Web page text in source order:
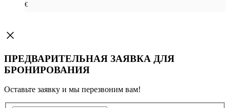
€
ПРЕДВАРИТЕЛЬНАЯ ЗАЯВКА ДЛЯ
БРОНИРОВАНИЯ
Оставьте заявку и мы перезвоним вам!